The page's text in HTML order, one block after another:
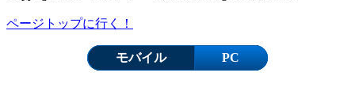
ページトップに行く！
モバイル PC